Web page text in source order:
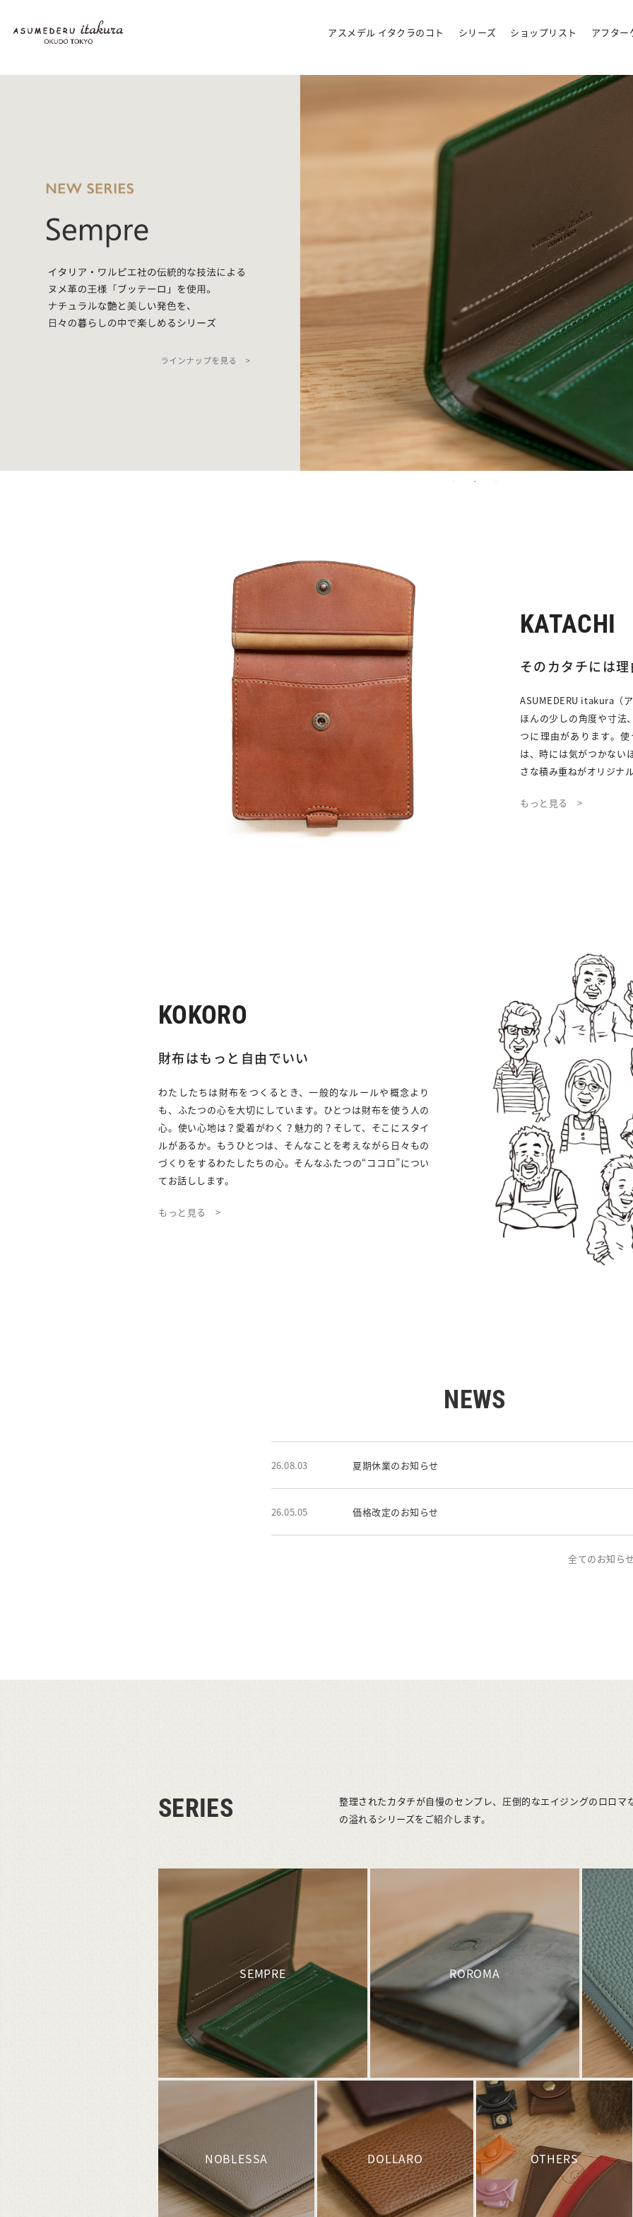
アスメデル イタクラのコト シリーズ ショップリスト アフター
KATACHI
そのカタチには
ASUMEDERU itakura（
ほんの少しの角度や寸法
つに理由があります。
は、時には気がつかない
さな積み重ねがオリジナ
もっと見る
KOKORO
財布はもっと自由でいい
わたしたちは財布をつくるとき、一般的なルールや概念より
も、ふたつの心を大切にしています。ひとつは財布を使う人の
心。使い心地は？愛着がわく？魅力的？そして、そこにスタイ
ルがあるか。もうひとつは、そんなことを考えながら日々もの
づくりをするわたしたちの心。そんなふたつの“ココロ”につい
てお話しします。
もっと見る
NEWS
26.08.03 夏期休業のお知らせ
26.05.05 価格改定のお知らせ
全てのお知ら
SERIES
整理されたカタチが自慢のセンプレ、圧倒的なエイジングのロロマ
の溢れるシリーズをご紹介します。
SEMPRE ROROMA
NOBLESSA DOLLARO OTHERS